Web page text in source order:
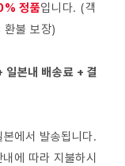
정품입니다. (객
환불 보장)
일본내 배송료 + 결
본에서 발송됩니다.
에 따라 지불하시